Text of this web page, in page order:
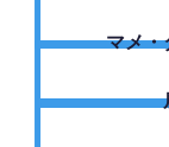
マメ・